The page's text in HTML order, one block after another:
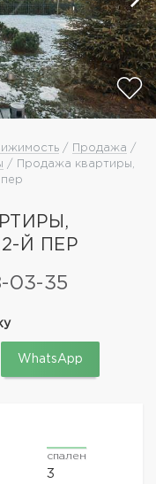
/ Продажа /
/ Продажа квартиры,
Й ПЕР
03-35
WhatsApp
спален
3